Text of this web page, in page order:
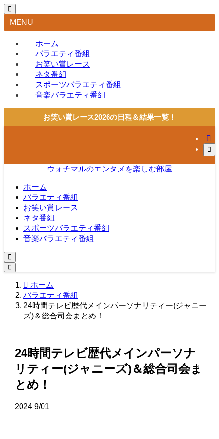
MENU
ホーム
バラエティ番組
お笑い賞レース
ネタ番組
スポーツバラエティ番組
音楽バラエティ番組
お笑い賞レース2026の日程＆結果一覧！
ウォチマルのエンタメを楽しむ部屋
ホーム
バラエティ番組
お笑い賞レース
ネタ番組
スポーツバラエティ番組
音楽バラエティ番組
ホーム
バラエティ番組
24時間テレビ歴代メインパーソナリティー(ジャニー
ズ)＆総合司会まとめ！
24時間テレビ歴代メインパーソナ
リティー(ジャニーズ)＆総合司会ま
とめ！
2024 9/01